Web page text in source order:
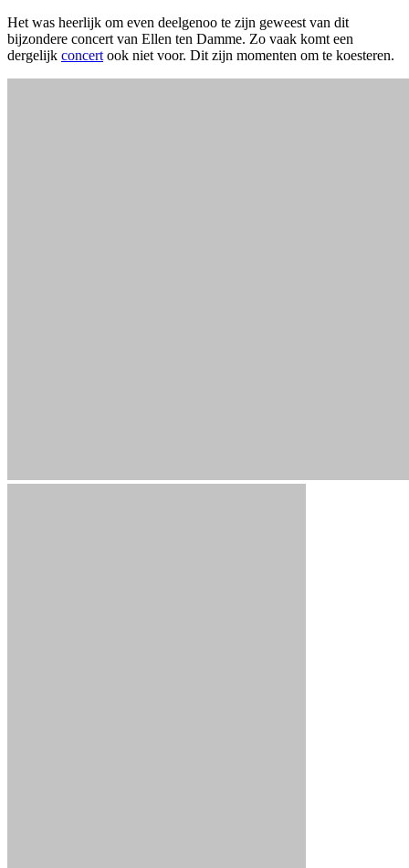
Het was heerlijk om even deelgenoo te zijn geweest van dit
bijzondere concert van Ellen ten Damme. Zo vaak komt een
dergelijk concert ook niet voor. Dit zijn momenten om te koesteren.